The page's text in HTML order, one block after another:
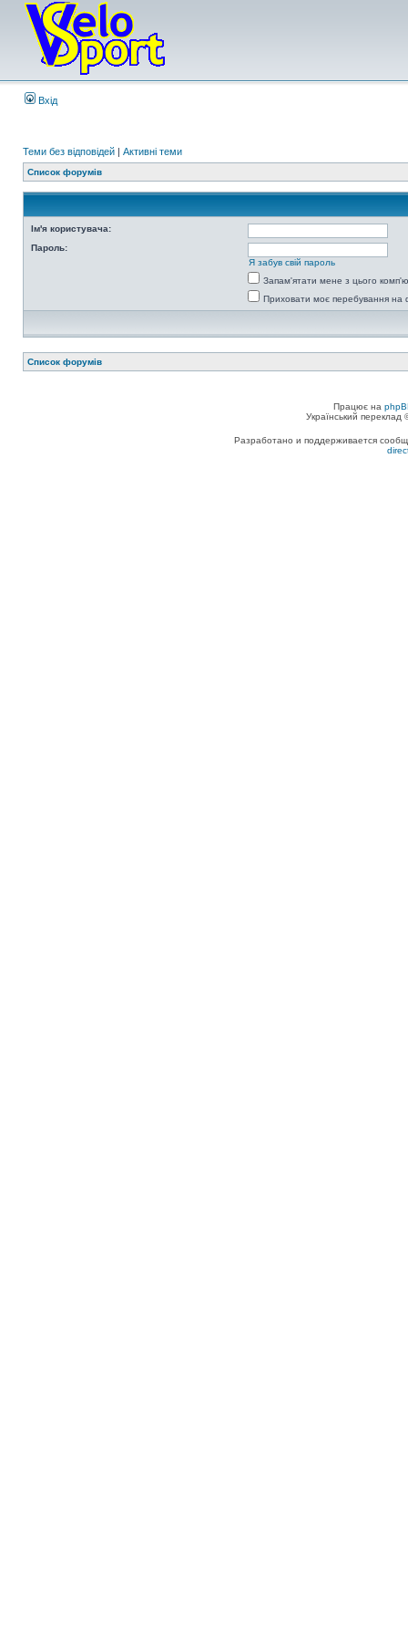
Вхід
Теми без відповідей | Активні теми
Список форумів
Ім'я користувача:
Пароль:
Я забув свій пароль
Запам'ятати мене з цього
Приховати моє перебування на
Список форумів
Працює на
Український
Разработано и поддерживается